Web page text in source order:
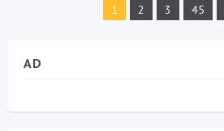
1 2 3 45
AD